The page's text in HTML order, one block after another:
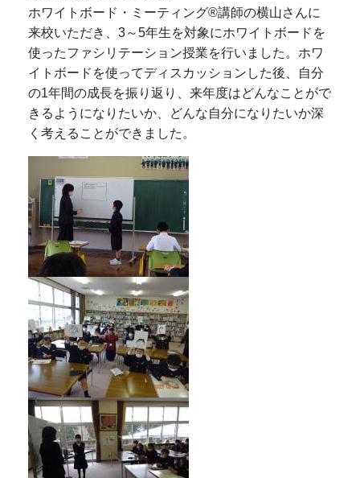
ホワイトボード・ミーティング®講師の横山さんに
来校いただき、3～5年生を対象にホワイトボードを
使ったファシリテーション授業を行いました。ホワ
イトボードを使ってディスカッションした後、自分
の1年間の成長を振り返り、来年度はどんなことがで
きるようになりたいか、どんな自分になりたいか深
く考えることができました。